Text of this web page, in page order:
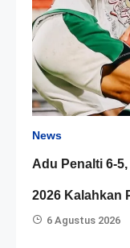
News
Adu Penalti 6-
2026 Kalahkan
6 Agustus 2026